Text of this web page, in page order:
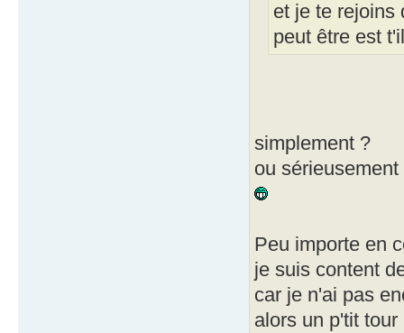
et je te rejoins
peut être est
simplement ?
ou sérieusement
Peu importe en
je suis content
car je n'ai pas
alors un p'tit